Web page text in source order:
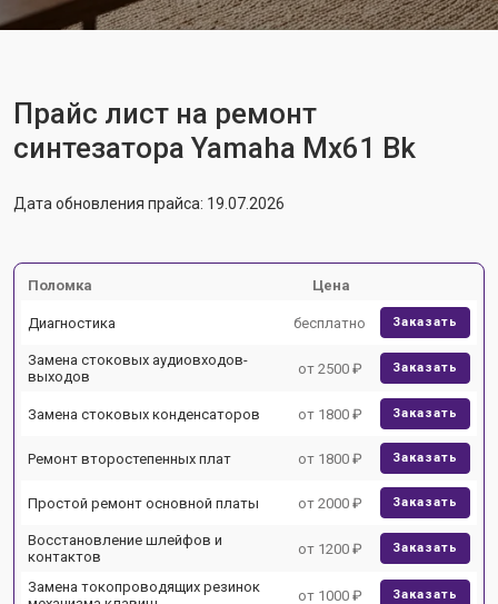
Прайс лист на ремонт
синтезатора Yamaha Mx61 Bk
Дата обновления прайса: 19.07.2026
Поломка Цена
Диагностика бесплатно Заказать
Замена стоковых аудиовходов-
выходов
от 2500 ₽ Заказать
Замена стоковых конденсаторов от 1800 ₽ Заказать
Ремонт второстепенных плат от 1800 ₽ Заказать
Простой ремонт основной платы от 2000 ₽ Заказать
Восстановление шлейфов и
контактов
от 1200 ₽ Заказать
Замена токопроводящих резинок
от 1000 ₽ Заказать